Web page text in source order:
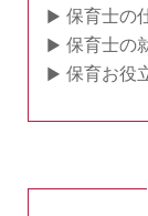
保育士の
保育士の
保育お役